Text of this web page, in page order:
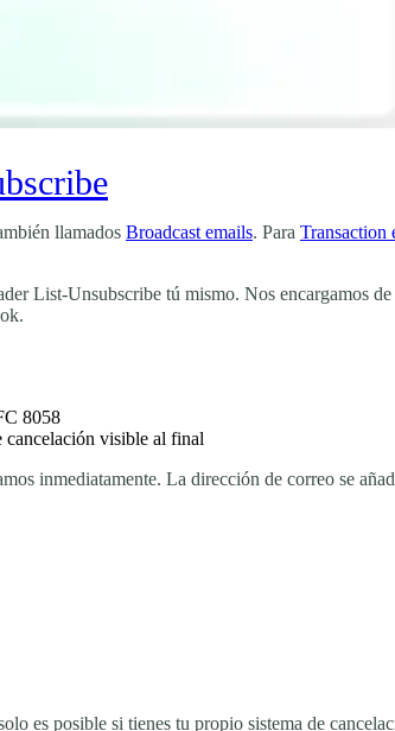
llamados Broadcast emails. Para Transaction
List-Unsubscribe tú mismo. Nos encargamos
8058
cancelación visible al final
inmediatamente. La dirección de correo se
es posible si tienes tu propio sistema de